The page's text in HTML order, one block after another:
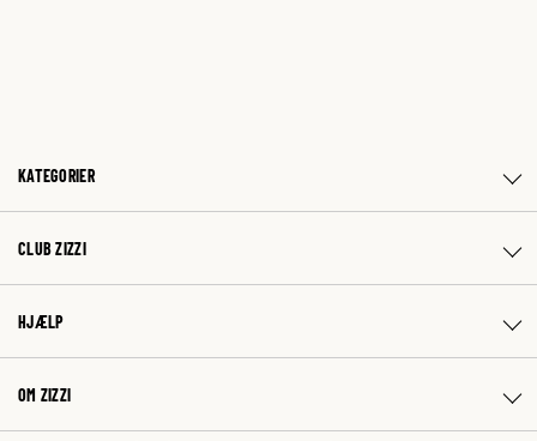
KATEGORIER
CLUB ZIZZI
HJÆLP
OM ZIZZI